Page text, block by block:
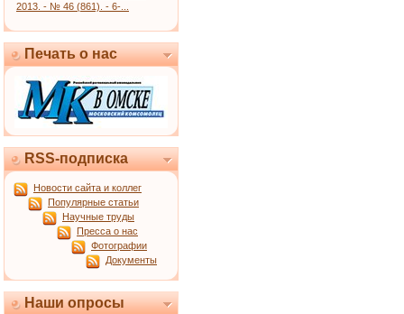
2013. - № 46 (861). - 6-...
Печать о нас
RSS-подписка
Новости сайта и коллег
Популярные статьи
Научные труды
Пресса о нас
Фотографии
Документы
Наши опросы